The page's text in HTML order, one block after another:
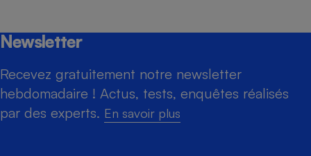
Newsletter
Recevez gratuitement notre newsletter
hebdomadaire ! Actus, tests, enquêtes réalisés
par des experts. En savoir plus